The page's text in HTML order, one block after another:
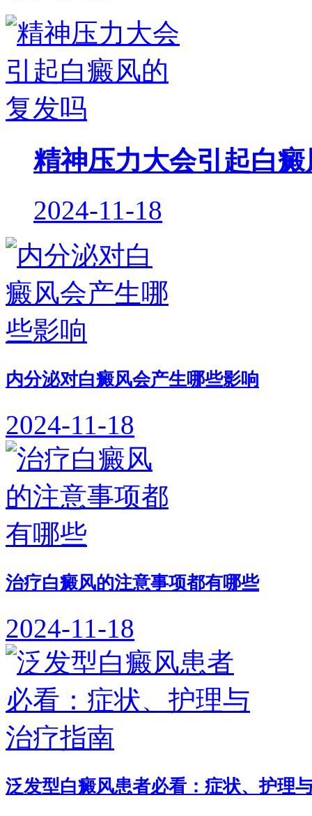
精神压力大会引起白
2024-11-18
内分泌对白癜风会产生哪些影响
2024-11-18
治疗白癜风的注意事项都有哪些
2024-11-18
泛发型白癜风患者必看：症状、护理